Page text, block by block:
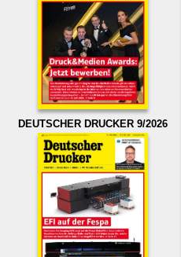
DEUTSCHER DRUCKER 9/2026